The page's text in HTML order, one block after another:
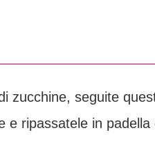
zucchine, seguite
e ripassatele in